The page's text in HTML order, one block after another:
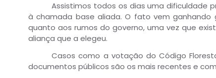
Assistimos todos os dias uma dificuldade
à chamada base aliada. O fato vem ganhando
quanto aos rumos do governo, uma vez que
aliança que a elegeu.
Casos como a votação do Código
documentos públicos são os mais recentes e